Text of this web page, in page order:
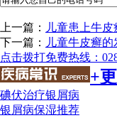
上一篇：
儿童患上牛
下一篇：
儿童牛皮癣
点击拨打免费热线：
+
碘伏治疗银屑病
银屑病保湿推荐